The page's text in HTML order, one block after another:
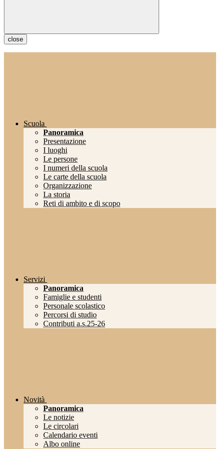
close
Scuola
Panoramica
Presentazione
I luoghi
Le persone
I numeri della scuola
Le carte della scuola
Organizzazione
La storia
Reti di ambito e di scopo
Servizi
Panoramica
Famiglie e studenti
Personale scolastico
Percorsi di studio
Contributi a.s.25-26
Novità
Panoramica
Le notizie
Le circolari
Calendario eventi
Albo online